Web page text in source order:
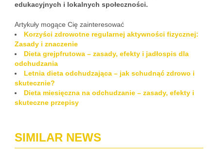
edukacyjnych i lokalnych społeczności.
Artykuły mogące Cię zainteresować
Korzyści zdrowotne regularnej aktywności fizycznej:
Zasady i znaczenie
Dieta grejpfrutowa – zasady, efekty i jadłospis dla
odchudzania
Letnia dieta odchudzająca – jak schudnąć zdrowo i
skutecznie?
Dieta miesięczna na odchudzanie – zasady, efekty i
skuteczne przepisy
SIMILAR NEWS